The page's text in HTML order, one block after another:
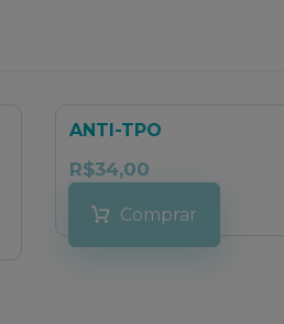
ANTI-TPO
R$34,00
Comprar